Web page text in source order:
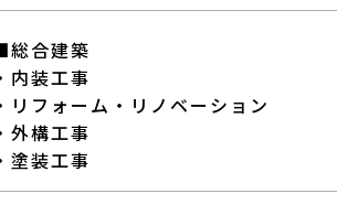
総合建築
内装工事
リフォーム・リノベーション
外構工事
塗装工事